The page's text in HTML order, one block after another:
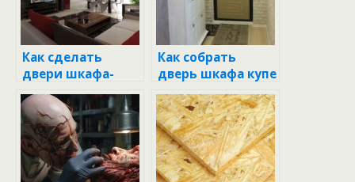
Как сделать
двери шкафа-
купе: пошаговое
руководство для
каждого
Как собрать
дверь шкафа купе
своими руками:
пошаговое
руководство